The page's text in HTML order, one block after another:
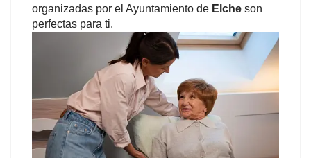
organizadas por el Ayuntamiento de Elche son
perfectas para ti.